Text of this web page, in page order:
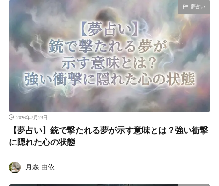
夢占い
2026年7月23日
【夢占い】銃で撃たれる夢が示す意味とは？強い衝撃
に隠れた心の状態
月森 由依